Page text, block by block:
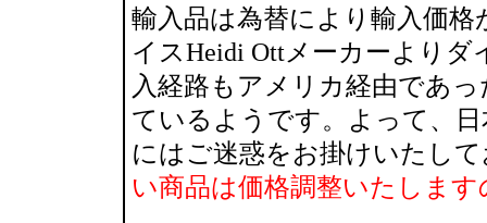
輸入品は為替により輸入価
イスHeidi Ottメーカーより
入経路もアメリカ経由であ
ているようです。よって、
にはご迷惑をお掛けいたし
い商品は価格調整いたしま